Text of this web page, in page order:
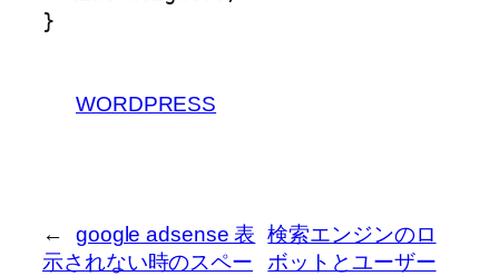
WORDPRESS
←
google adsense 表
示されない時のスペー
検索エンジンのロ
ボットとユーザー